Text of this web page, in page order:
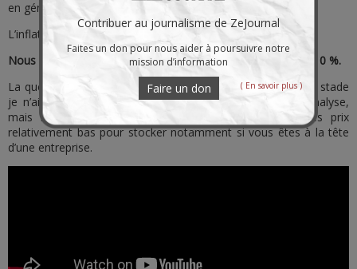
en général et précieux en particulier est venue matérialiser.
L’inflation va revenir.
Nous allons connaître un deuxième pic d’inflation à plus de 10 %.
La question c’est quand. Dans 6 mois ? 12 ? 24 mois ? A ce stade
je n’ai pas suffisamment d’éléments pour affiner mon analyse,
mais l’inflation va revenir très violemment, profitez des prix
relativement bas pour stocker notamment si vous êtes à la tête
d’une entreprise.
Contribuer au journalisme de ZeJournal
Faites un don pour nous aider à poursuivre notre
mission d’information
Faire un don ( En savoir plus )